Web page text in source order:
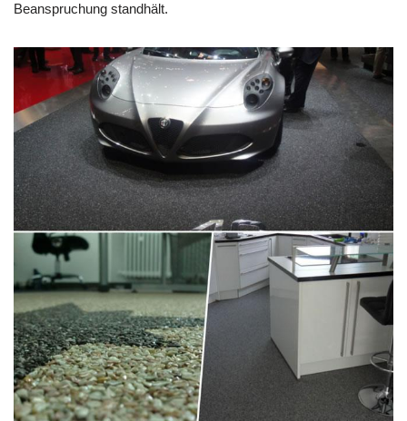
Beanspruchung standhält.